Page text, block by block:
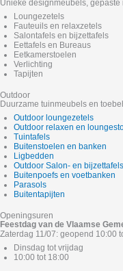
Unieke designmeubels,
Loungezetels
Fauteuils en relaxzetels
Salontafels en bijzettafels
Eettafels en Bureaus
Eetkamerstoelen
Verlichting
Tapijten
Outdoor
Duurzame tuinmeubels en
Outdoor loungezetels
Outdoor relaxen en
Tuintafels
Buitenstoelen en banken
Ligbedden
Outdoor Salon- en bijzettafels
Buitenpoefs en voetbanken
Parasols
Buitentapijten
Openingsuren
Feestdag van de Vlaamse
Zaterdag 11/07: geopend 10:00
Dinsdag tot vrijdag
10:00 tot 18:00